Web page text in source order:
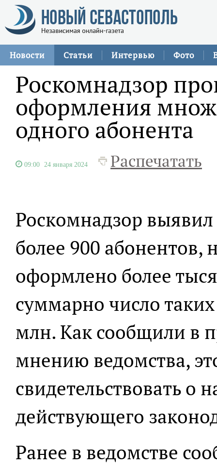
Новости Статьи Интервью Фото
Роскомнадзор
оформления
одного абонента
09:00 24 января 2024 Распечатать
Роскомнадзор выявил
более 900 абонентов,
оформлено более
суммарно число
млн. Как сообщили в
мнению ведомства,
свидетельствовать о
действующего
Ранее в ведомстве